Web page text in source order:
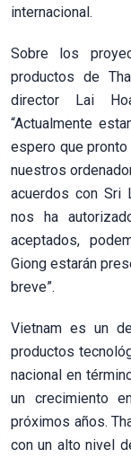
internacional.
Sobre los
productos de
director Lai
“Actualmente
espero que
nuestros
acuerdos con Sri
nos ha
aceptados,
Giong estarán
breve”.
Vietnam es un
productos
nacional en
un crecimiento
próximos años.
con un alto nivel